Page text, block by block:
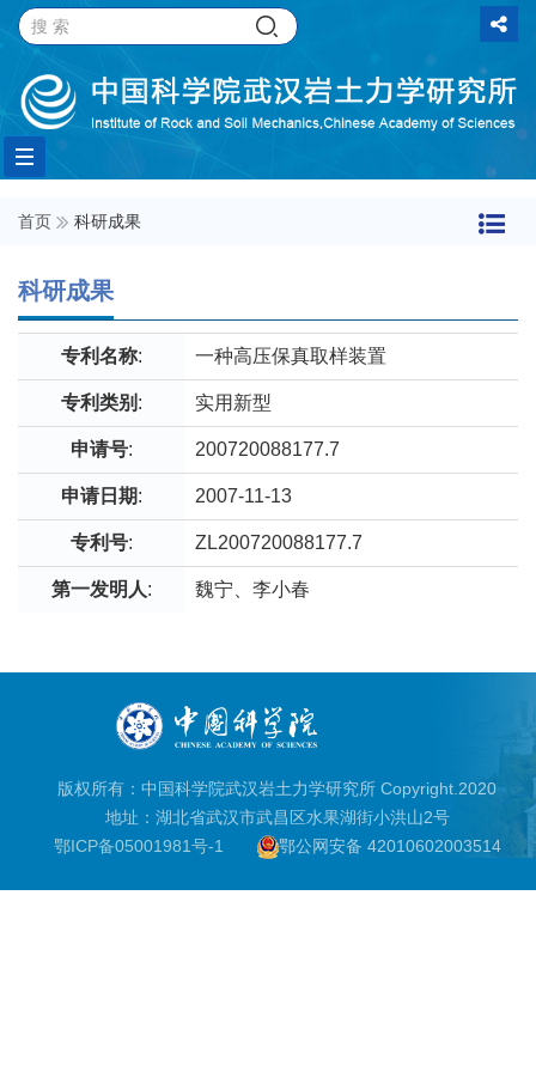
Toggle
navigation
首页 科研成果
科研成果
专利名称: 一种高压保真取样装置
专利类别 : 实用新型
申请号: 200720088177.7
申请日期: 2007-11-13
专利号: ZL200720088177.7
第一发明人: 魏宁、李小春
版权所有：中国科学院武汉岩土力学研究所 Copyright.2020
地址：湖北省武汉市武昌区水果湖街小洪山2号
鄂ICP备05001981号-1
鄂公网安备 42010602003514